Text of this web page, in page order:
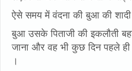
ऐसे समय में वंदना की बुआ की शादी
बुआ उसके पिताजी की इकलौती
जाना और वह भी कुछ दिन पहले
।